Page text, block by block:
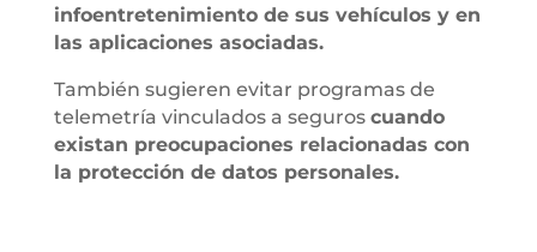
infoentretenimiento de sus vehículos y en
las aplicaciones asociadas.
También sugieren evitar programas de
telemetría vinculados a seguros cuando
existan preocupaciones relacionadas con
la protección de datos personales.